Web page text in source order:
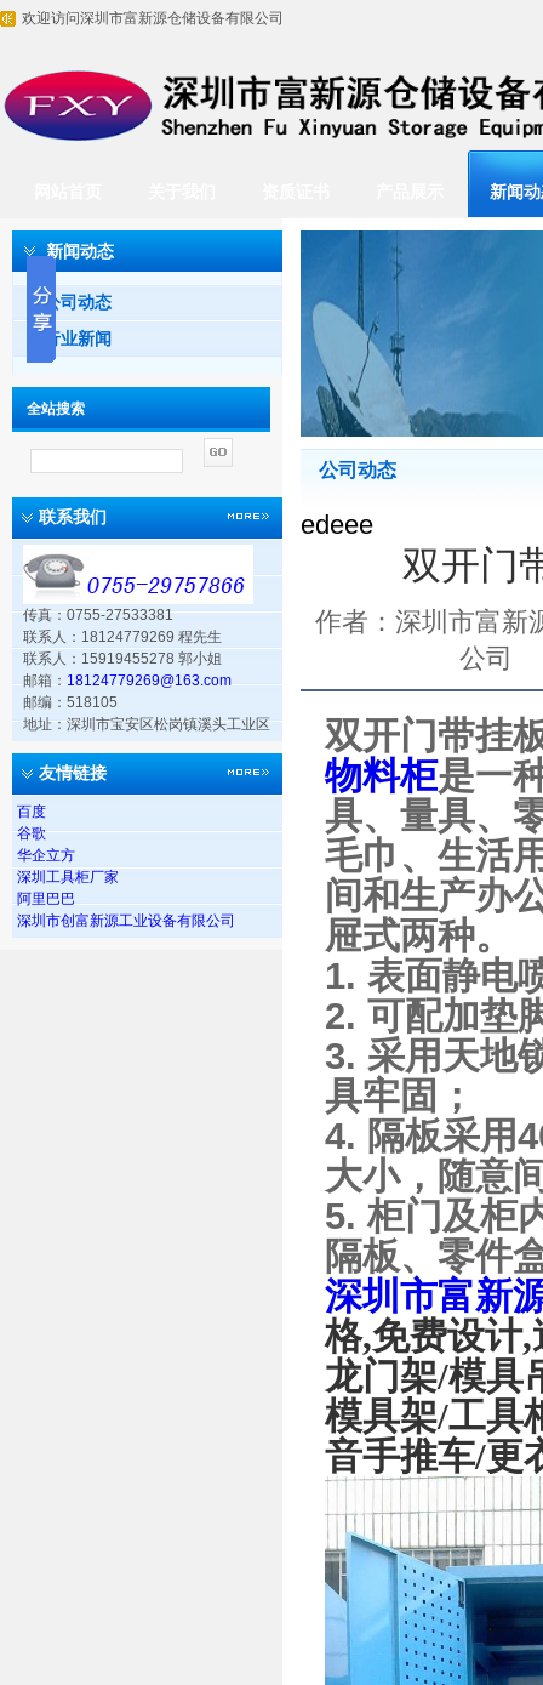
欢迎访问深圳市富新源仓储设备有限公司
新闻
新闻动态
公司动态
行业新闻
全站搜索
联系我们
传真：0755-27533381
联系人：18124779269 程先生
联系人：15919455278 郭小姐
邮箱：18124779269@163.com
邮编：518105
地址：深圳市宝安区松岗镇溪头工业区
友情链接
百度
谷歌
华企立方
深圳工具柜厂家
阿里巴巴
深圳市创富新源工业设备有限公司
公司动态
edeee
双开门
作者：深圳市富新
公司
双开门带挂
物料柜是一
具、量具、
毛巾、生活
间和生产办
屉式两种。
1. 表面静电
2. 可配加垫
3. 采用天地
具牢固；
4. 隔板采用
大小，随意
5. 柜门及柜
隔板、零件
深圳市富新
格,免费设计,
龙门架/模具
模具架/工具
音手推车/更